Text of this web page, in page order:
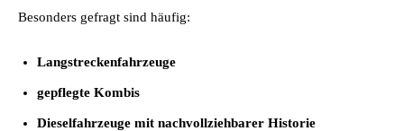
Besonders gefragt sind häufig:
Langstreckenfahrzeuge
gepflegte Kombis
Dieselfahrzeuge mit nachvollziehbarer Historie